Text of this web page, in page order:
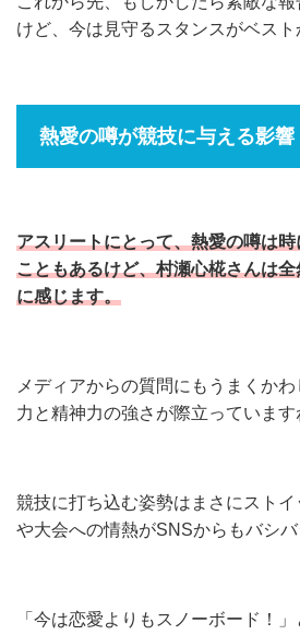
けど、今は見守るスタンスがベスト
熱愛の噂が競技に与える影響
アスリートにとって、熱愛の噂は
こともあるけど、村瀬心椛さんは
に感じます。
メディアからの質問にもうまくか
力と精神力の強さが際立っています
競技に打ち込む姿勢はまさにスト
や大会への情熱がSNSからもバシバ
「今は恋愛よりもスノーボード！